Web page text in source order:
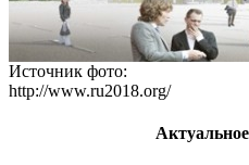
Источник фото:
http://www.ru2018.org/